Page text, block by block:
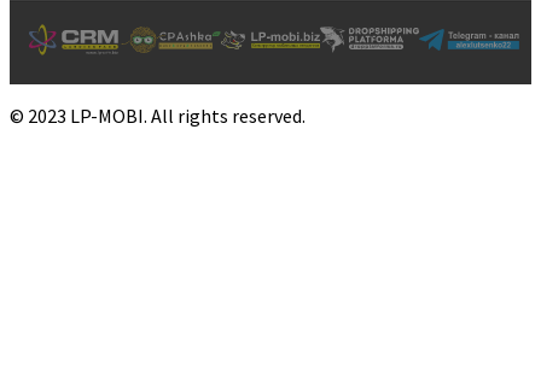
© 2023 LP-MOBI. All rights reserved.